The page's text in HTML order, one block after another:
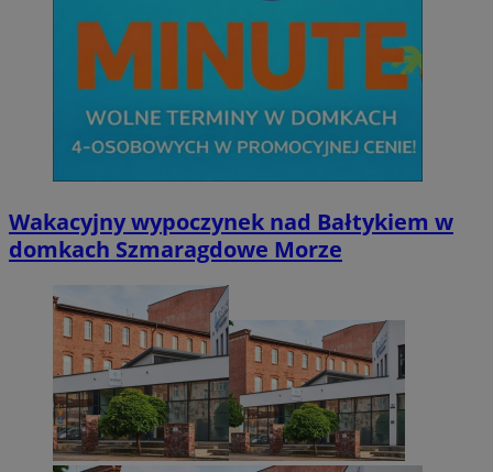
Wakacyjny wypoczynek nad Bałtykiem w
domkach Szmaragdowe Morze